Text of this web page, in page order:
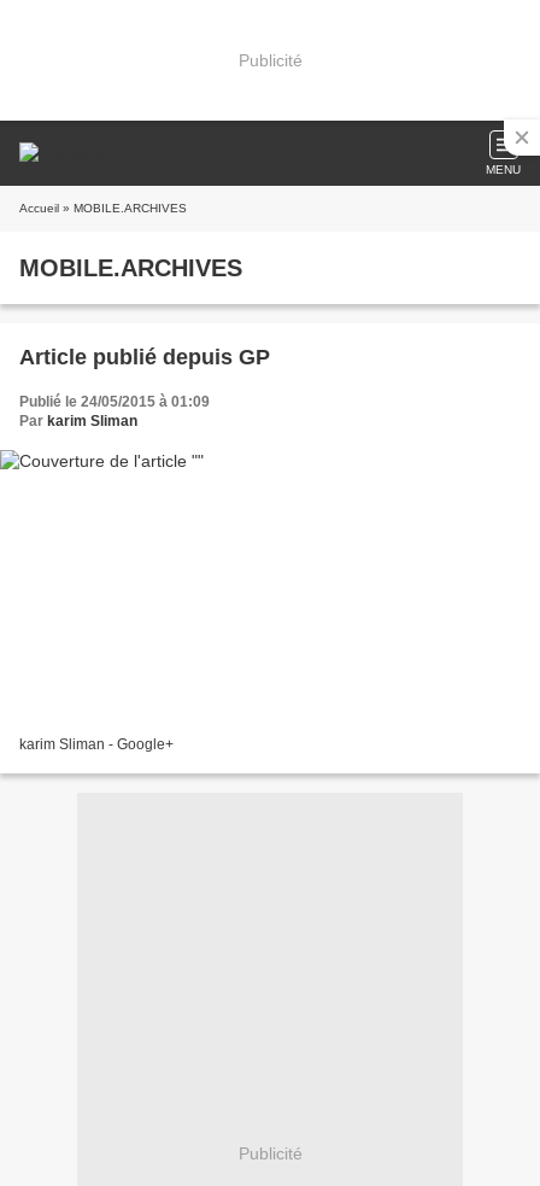
Publicité
MENU
Accueil » MOBILE.ARCHIVES
MOBILE.ARCHIVES
Article publié depuis GP
Publié le 24/05/2015 à 01:09
Par karim Sliman
karim Sliman - Google+
Publicité